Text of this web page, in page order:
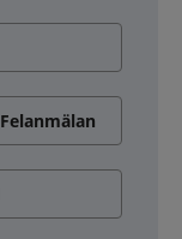
Felanmälan